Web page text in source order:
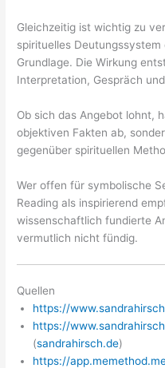
Gleichzeitig ist wichtig zu
spirituelles
Grundlage. Die Wirkung
Interpretation, Gespräch
Ob sich das Angebot lohnt,
objektiven Fakten ab,
gegenüber spirituellen
Wer offen für symbolische
Reading als inspirierend
wissenschaftlich fundierte
vermutlich nicht fündig.
Quellen
https://
https://
(sandrahirsch.de)
https://